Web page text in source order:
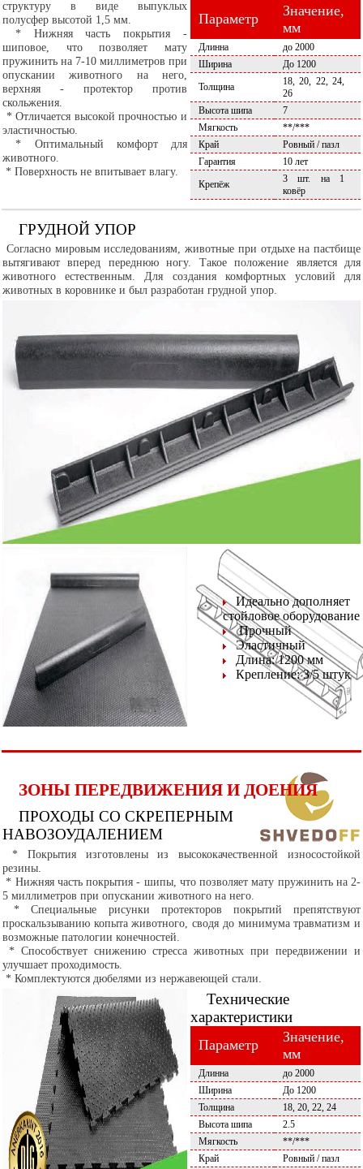
структуру в виде выпуклых
полусфер высотой 1,5 мм.
* Нижняя часть покрытия -
шиповое, что позволяет мату
пружинить на 7-10 миллиметров при
опускании животного на него,
верхняя - протектор против
скольжения.
* Отличается высокой прочностью и
эластичностью.
* Оптимальный комфорт для
животного.
* Поверхность не впитывает влагу.
Параметр
Значение,
мм
Длинна
до 2000
Ширина
До 1200
Толщина
18, 20, 22, 24,
26
Высота шипа
7
Мягкость
**/***
Край
Ровный / пазл
Гарантия
10 лет
Крепёж
3 шт. на 1
ковёр
ГРУДНОЙ УПОР
Согласно мировым исследованиям, животные при отдыхе на пастбище
вытягивают вперед переднюю ногу. Такое положение является для
животного естественным. Для создания комфортных условий для
животных в коровнике и был разработан грудной упор.
Идеально дополняет
стойловое оборудование
Прочный
Эластичный
Длина: 1200 мм
Крепление: 3/5 штук
ЗОНЫ ПЕРЕДВИЖЕНИЯ И ДОЕНИЯ
ПРОХОДЫ СО СКРЕПЕРНЫМ
НАВОЗОУДАЛЕНИЕМ
* Покрытия изготовлены из высококачественной износостойкой
резины.
* Нижняя часть покрытия - шипы, что позволяет мату пружинить на 2-
5 миллиметров при опускании животного на него.
* Специальные рисунки протекторов покрытий препятствуют
проскальзыванию копыта животного, сводя до минимума травматизм и
возможные патологии конечностей.
* Способствует снижению стресса животных при передвижении и
улучшает проходимость.
* Комплектуются дюбелями из нержавеющей стали.
Технические
характеристики
Параметр
Значение,
мм
Длинна
до 2000
Ширина
До 1200
Толщина
18, 20, 22, 24
Высота шипа
2.5
Мягкость
**/***
Край
Ровный / пазл